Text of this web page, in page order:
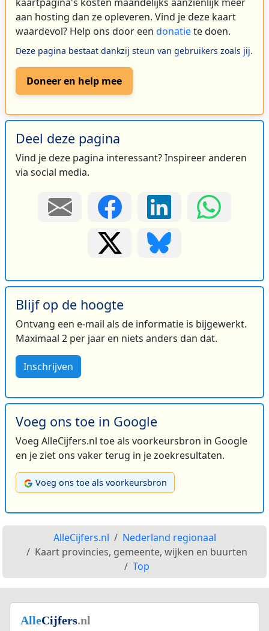
aan hosting dan ze opleveren. Vind je deze kaart
waardevol? Help ons door een donatiete doen.
Deze pagina bestaat dankzij steun van gebruikers zoals jij.
Doneer en help mee
Deel deze pagina
Vind je deze pagina interessant? Inspireer anderen
via social media.
Blijf op de hoogte
Ontvang een e-mail als de informatie is bijgewerkt.
Maximaal 2 per jaar en niets anders dan dat.
Inschrijven
Voeg ons toe in Google
Voeg AlleCijfers.nl toe als voorkeursbron in Google
en je ziet ons vaker terug in je zoekresultaten.
Voeg ons toe als voorkeursbron
AlleCijfers.nl
Nederland regionaal
Kaart provincies, gemeente, wijken en buurten
Top